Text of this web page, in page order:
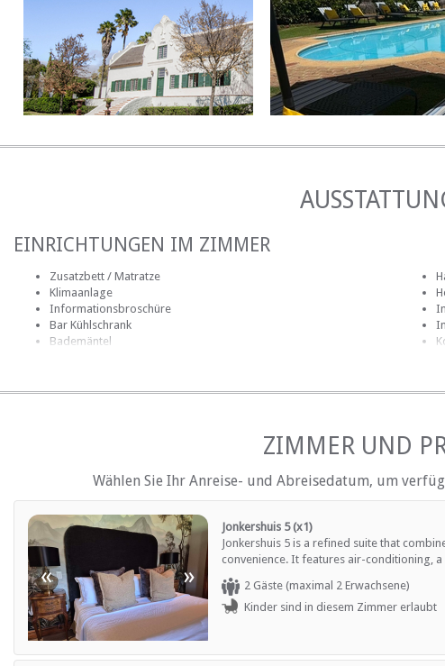
EINRICHTUNGEN IM ZIMMER
Zusatzbett / Matratze
Klimaanlage
Informationsbroschüre
Bar Kühlschrank
Bademäntel
Bettwäsche
EINRICHTUNGEN AUF DEM GELÄNDE
Klimaanlage
Geschäftseinrichtungen
Kinderfreundlich (alle Altersgruppen)
Trockenreinigung
Garten(e)
Gästelounge mit TV
Zimmerreinigung (täglich)
ZIMMER UND
Wählen Sie Ihr Anreise- und Abreisedatum, um
« »
Jonkershuis 5 (x1)
Jonkershuis 5 is a refined suite that
convenience. It features air-conditioning, a
minibar, a coffee and tea station, and
Guests can enjoy satellite television and
spacious desk, ideal for work or leisure.
daily, ensuring a fresh and welcoming
2 Gäste (maximal 2 Erwachsene)
Kinder sind in diesem Zimmer erlaubt